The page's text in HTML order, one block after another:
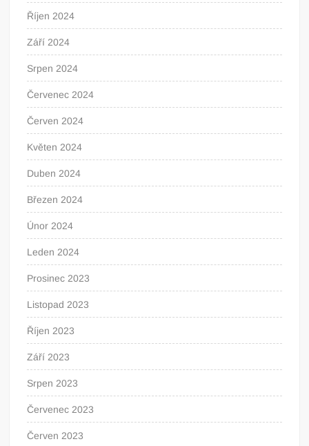
Říjen 2024
Září 2024
Srpen 2024
Červenec 2024
Červen 2024
Květen 2024
Duben 2024
Březen 2024
Únor 2024
Leden 2024
Prosinec 2023
Listopad 2023
Říjen 2023
Září 2023
Srpen 2023
Červenec 2023
Červen 2023